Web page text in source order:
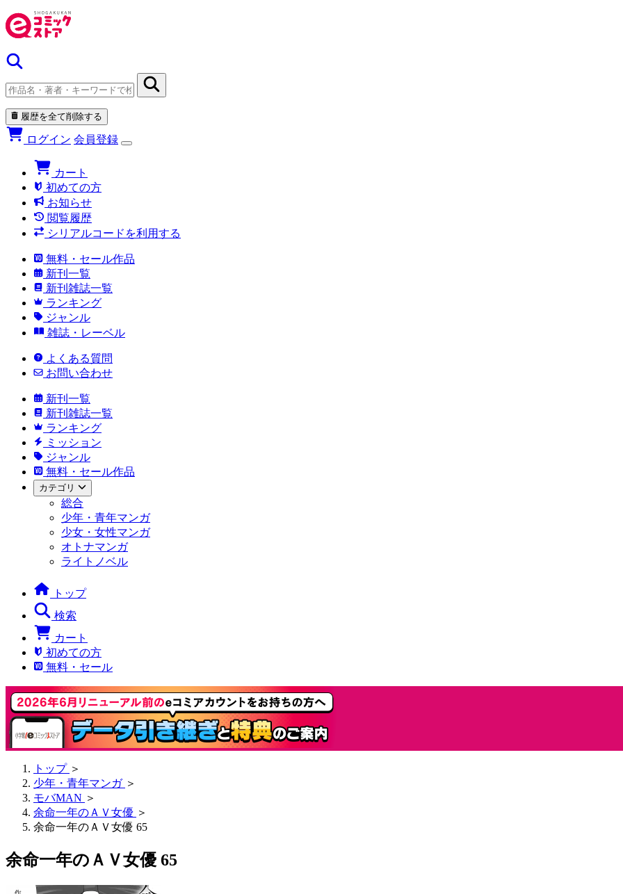
履歴を全て削除する
ログイン 会員登録
カート
初めての方
お知らせ
閲覧履歴
シリアルコードを利用する
無料・セール作品
新刊一覧
新刊雑誌一覧
ランキング
ジャンル
雑誌・レーベル
よくある質問
お問い合わせ
新刊一覧
新刊雑誌一覧
ランキング
ミッション
ジャンル
無料・セール作品
カテゴリ
総合
少年・青年マンガ
少女・女性マンガ
オトナマンガ
ライトノベル
トップ
検索
カート
初めての方
無料・セール
トップ ＞
少年・青年マンガ ＞
モバMAN ＞
余命一年のＡＶ女優 ＞
余命一年のＡＶ女優 65
余命一年のＡＶ女優 65